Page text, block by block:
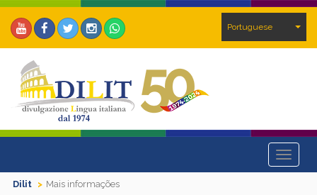
Portuguese
Toggle
Dilit
Mais informações